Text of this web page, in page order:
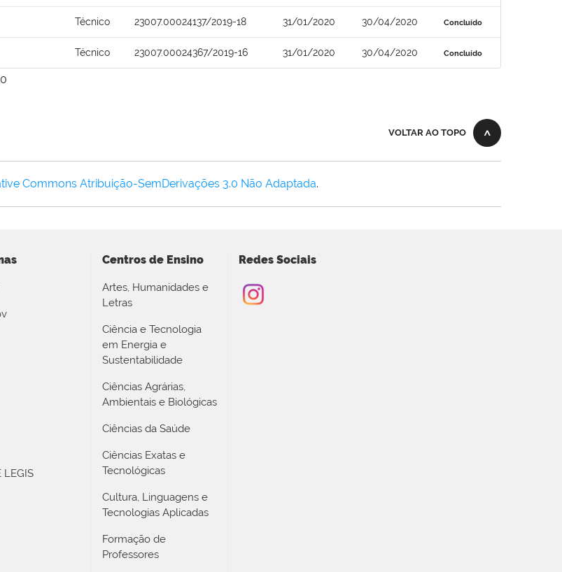
Técnico 23007.00024137/2019-18 31/01/2020 30/04/2020 Concluído
Técnico 23007.00024367/2019-16 31/01/2020 30/04/2020 Concluído
VOLTAR AO TOPO
Commons Atribuição-SemDerivações 3.0 Não Adaptada.
LEGIS
Centros de Ensino
Artes, Humanidades e
Letras
Ciência e Tecnologia
em Energia e
Sustentabilidade
Ciências Agrárias,
Ambientais e Biológicas
Ciências da Saúde
Ciências Exatas e
Tecnológicas
Cultura, Linguagens e
Tecnologias Aplicadas
Formação de
Professores
Redes Sociais